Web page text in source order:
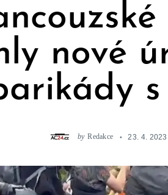
nové
by Redakce 23. 4. 2023